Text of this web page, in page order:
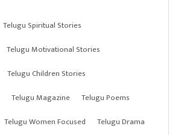
Telugu Spiritual Stories
Telugu Motivational Stories
Telugu Children Stories
Telugu Magazine
Telugu Poems
Telugu Women Focused
Telugu Drama